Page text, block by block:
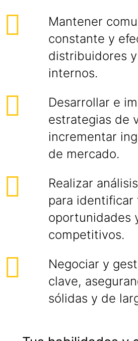
Mantener
constante y
distribuidores
internos.
Desarrollar e
estrategias de
incrementar
de mercado.
Realizar
para identificar
oportunidades
competitivos.
Negociar y
clave,
sólidas y de